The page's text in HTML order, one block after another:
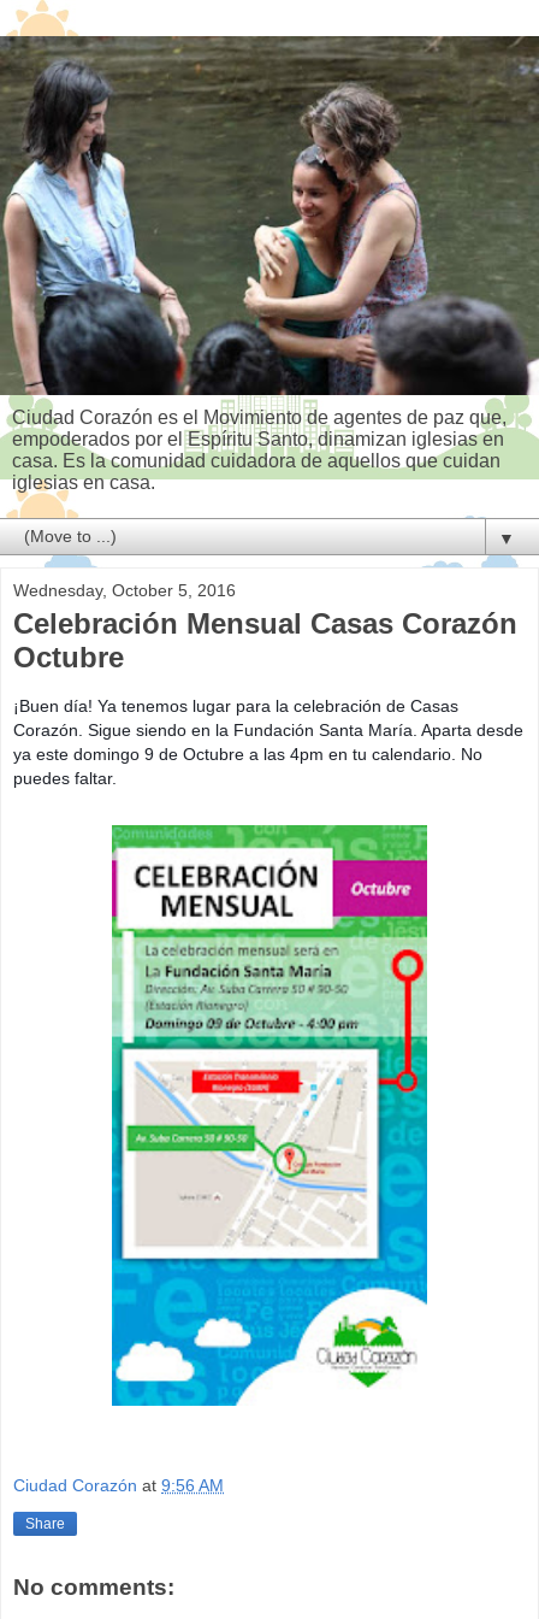
Ciudad Corazón es el Movimiento de agentes de paz que,
empoderados por el Espíritu Santo, dinamizan iglesias en
casa. Es la comunidad cuidadora de aquellos que cuidan
iglesias en casa.
▼
Wednesday, October 5, 2016
Celebración Mensual Casas Corazón
Octubre
¡Buen día! Ya tenemos lugar para la celebración de Casas
Corazón. Sigue siendo en la Fundación Santa María. Aparta desde
ya este domingo 9 de Octubre a las 4pm en tu calendario. No
puedes faltar.
Ciudad Corazón at 9:56 AM
Share
No comments: